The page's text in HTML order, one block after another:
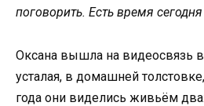
поговорить. Есть время
Оксана вышла на видеосвязь
усталая, в домашней
года они виделись живьём